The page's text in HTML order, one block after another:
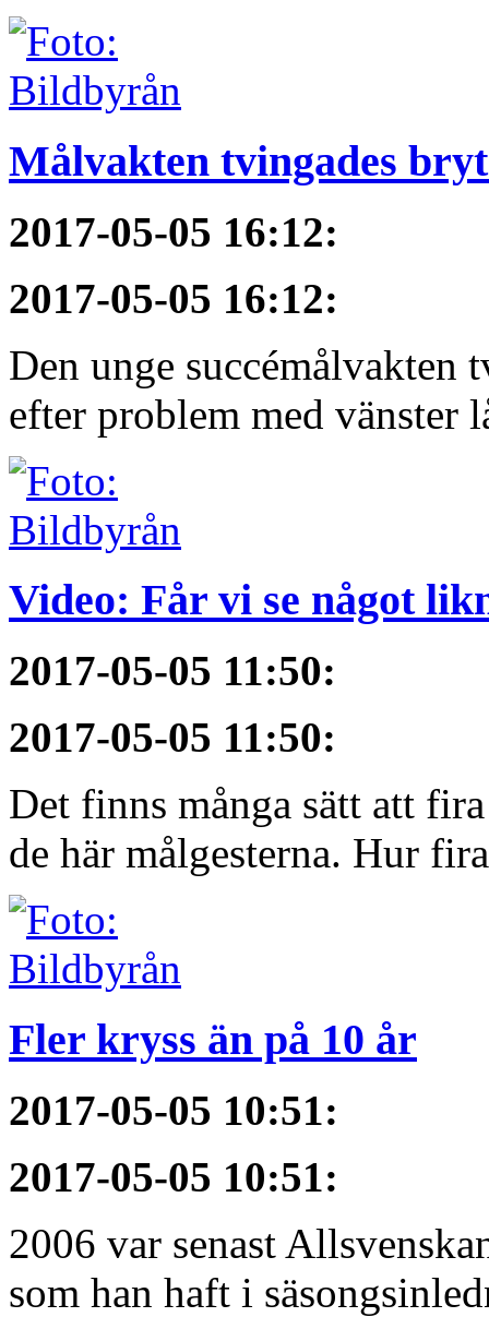
Målvakten tvingades
2017-05-05 16:12:
2017-05-05 16:12:
Den unge succémålvakten
efter problem med vänster
Video: Får vi se något
2017-05-05 11:50:
2017-05-05 11:50:
Det finns många sätt att
de här målgesterna. Hur
Fler kryss än på 10 år
2017-05-05 10:51 :
2017-05-05 10:51 :
2006 var senast
som han haft i